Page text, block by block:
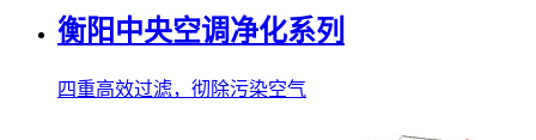
衡阳中央空调净化系列
四重高效过滤，彻除污染空气